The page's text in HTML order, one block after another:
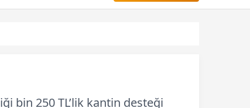
bin 250 TL’lik kantin desteği